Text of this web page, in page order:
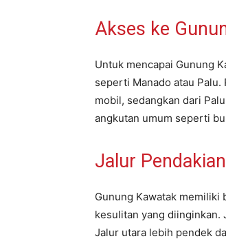
Akses ke
Untuk mencapai Gunung
seperti Manado atau
mobil, sedangkan dari
angkutan umum seperti
Jalur
Gunung Kawatak
kesulitan yang diinginkan.
Jalur utara lebih pendek